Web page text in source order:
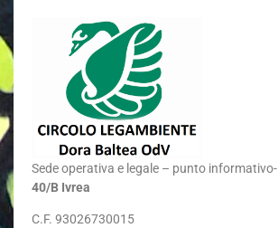
Sedeoperativa e legale – punto informativo-
40/B Ivrea
C.F. 93026730015